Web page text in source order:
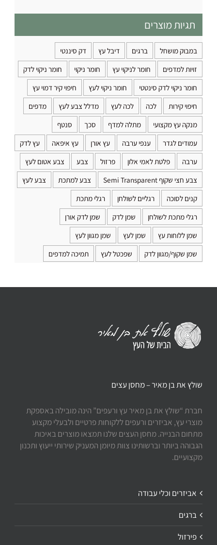
תגיות מוצרים
במבוק מושחל ברגים דיבל עץ
דק סיננטי
זויות למדפים
חומר לניקוי עץ חומר ניקוי
חומר ניקוי לדק
חומר ניקוי לדק סינטטי
חומר ניקוי לעץ
חיפוי קיר דמוי עץ
חיפוי קירות
לכה לכה לעץ מדלל צבע לעץ
מדפים
מנקה עץ מקצועי
מתלה למדף סכך
סנטף
עמודים לגדר
ענפי ערבה עץ אורן עץ איפאה
עץ לדק
ערבה
פלטת לאמי אלון פרזול צבע
צבע אטום לעץ
צבע חצי שקוף Semi Transparent
צבע למתכת
צבע לעץ
קנים לסוכה
רגליים לשולחן
רגלי מתכת
רגלי מתכת לשולחן
שמן לדק
שמן לדק אורן
שמן ללוחות עץ
שמן לעץ
שמן מגוון לעץ
שמן שקוף/מגוון לדק
שפכטל לעץ תמיכה למדפים
שולץ את בן מאיר – מחסן עצים
חברת “שולץ את בן מאיר עץ ורעפים” הינה מובילה באספקת
מוצרי עץ, אביזרים ורעפים ללקוחות פרטיים ולבעלי מקצוע
מתחום הבנייה. מחסן העצים שלנו תמצאו מוצרים באיכות
הגבוהה ביותר וברשותינו צוות מיומן המעניק שירותי ייעוץ ותכנון
מקצועיים.
אביזרים וכלי עבודה
ברגים
פירזול